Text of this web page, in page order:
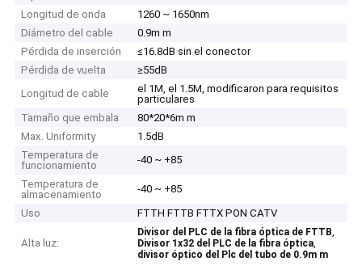
Longitud de onda
1260 ~ 1650nm
Diámetro del cable
0.9m m
Pérdida de inserción
≤16.8dB sin el conector
Pérdida de vuelta
≥55dB
Longitud de cable
el 1M, el 1.5M, modificaron para requisitos
particulares
Tamaño que embala
80*20*6m m
Max. Uniformity
1.5dB
Temperatura de
funcionamiento
-40 ~ +85
Temperatura de
almacenamiento
-40 ~ +85
Uso
FTTH FTTB FTTX PON CATV
Alta luz:
Divisor del PLC de la fibra óptica de FTTB,
Divisor 1x32 del PLC de la fibra óptica,
divisor óptico del Plc del tubo de 0.9m m